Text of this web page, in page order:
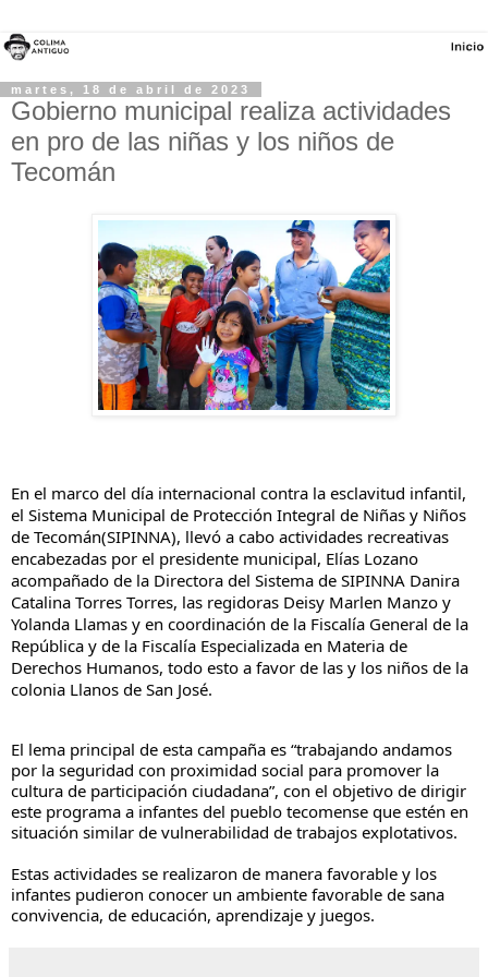
martes, 18 de abril de 2023
Gobierno municipal realiza actividades
en pro de las niñas y los niños de
Tecomán
En el marco del día internacional contra la esclavitud infantil,
el Sistema Municipal de Protección Integral de Niñas y Niños
de Tecomán(SIPINNA), llevó a cabo actividades recreativas
encabezadas por el presidente municipal, Elías Lozano
acompañado de la Directora del Sistema de SIPINNA Danira
Catalina Torres Torres, las regidoras Deisy Marlen Manzo y
Yolanda Llamas y en coordinación de la Fiscalía General de la
República y de la Fiscalía Especializada en Materia de
Derechos Humanos, todo esto a favor de las y los niños de la
colonia Llanos de San José.
El lema principal de esta campaña es “trabajando andamos
por la seguridad con proximidad social para promover la
cultura de participación ciudadana”, con el objetivo de dirigir
este programa a infantes del pueblo tecomense que estén en
situación similar de vulnerabilidad de trabajos explotativos.
Estas actividades se realizaron de manera favorable y los
infantes pudieron conocer un ambiente favorable de sana
convivencia, de educación, aprendizaje y juegos.